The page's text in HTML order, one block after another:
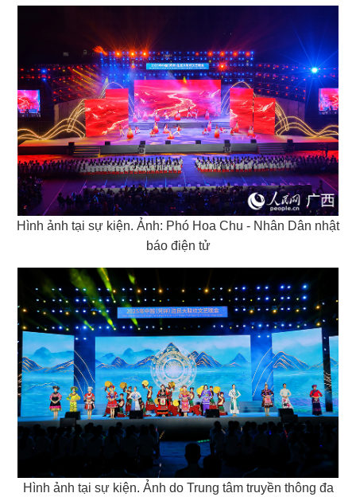
Hình ảnh tại sự kiện. Ảnh: Phó Hoa Chu - Nhân Dân nhật
báo điện tử
Hình ảnh tại sự kiện. Ảnh do Trung tâm truyền thông đa